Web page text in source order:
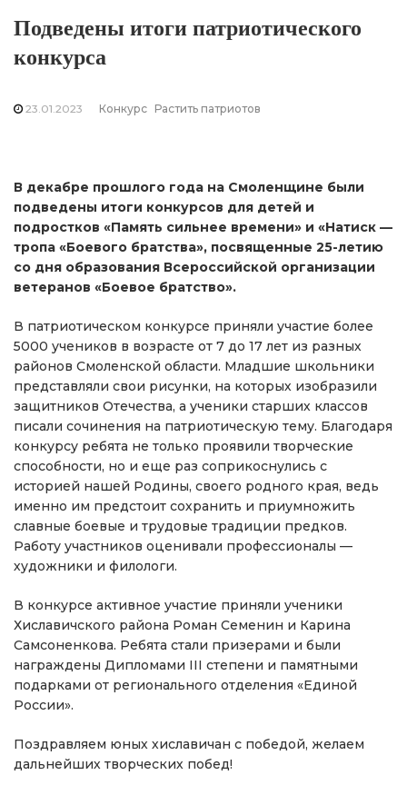
Подведены итоги патриотического
конкурса
23.01.2023 Конкурс Растить патриотов
В декабре прошлого года на Смоленщине были
подведены итоги конкурсов для детей и
подростков «Память сильнее времени» и «Натиск —
тропа «Боевого братства», посвященные 25-летию
со дня образования Всероссийской организации
ветеранов «Боевое братство».
В патриотическом конкурсе приняли участие более
5000 учеников в возрасте от 7 до 17 лет из разных
районов Смоленской области. Младшие школьники
представляли свои рисунки, на которых изобразили
защитников Отечества, а ученики старших классов
писали сочинения на патриотическую тему. Благодаря
конкурсу ребята не только проявили творческие
способности, но и еще раз соприкоснулись с
историей нашей Родины, своего родного края, ведь
именно им предстоит сохранить и приумножить
славные боевые и трудовые традиции предков.
Работу участников оценивали профессионалы —
художники и филологи.
В конкурсе активное участие приняли ученики
Хиславичского района Роман Семенин и Карина
Самсоненкова. Ребята стали призерами и были
награждены Дипломами III степени и памятными
подарками от регионального отделения «Единой
России».
Поздравляем юных хиславичан с победой, желаем
дальнейших творческих побед!